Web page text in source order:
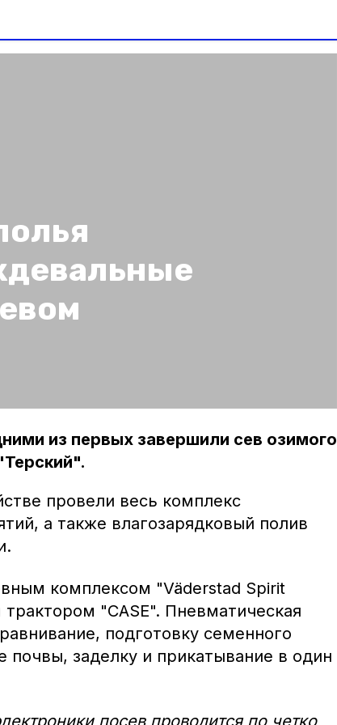
из первых завершили сев озимого
провели весь комплекс
а также влагозарядковый полив
комплексом "Väderstad Spirit
"CASE". Пневматическая
подготовку семенного
почвы, заделку и прикатывание в один
посев проводится по четко